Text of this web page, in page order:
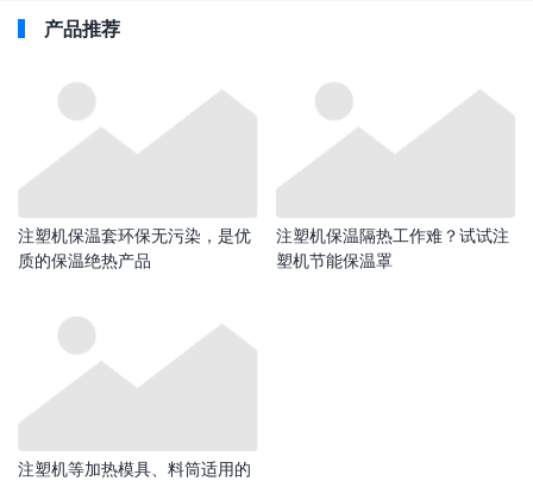
产品推荐
注塑机保温套环保无污染，是优
质的保温绝热产品
注塑机保温隔热工作难？试试注
塑机节能保温罩
注塑机等加热模具、料筒适用的